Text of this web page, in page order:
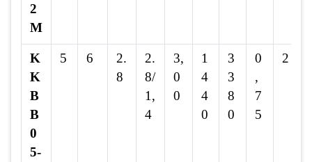
2
M
K
K
B
B
0
5-
5 6
2.
8
2.
8/
1,
4
3,
0
0
1
4
4
0
3
3
8
0
0
,
7
5
2